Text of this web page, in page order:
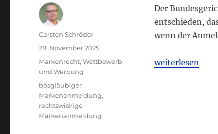
Der
entschieden,
wenn der
„BGH:
weiterlesen
Autor
Carsten Schröder
Veröffentlicht
28. November 2025
Kategorien
Markenrecht,Wettbewerb
und Werbung
Schlagwörter
bösgläubiger
Markenanmeldung,
rechtswidrige
Markenanmeldung